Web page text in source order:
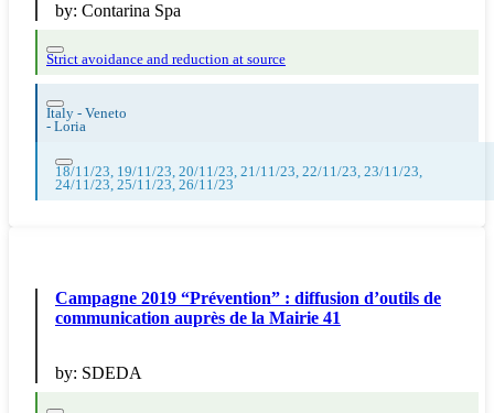
by: Contarina Spa
Strict avoidance and reduction at source
Italy - Veneto
- Loria
18/11/23, 19/11/23, 20/11/23, 21/11/23, 22/11/23, 23/11/23,
24/11/23, 25/11/23, 26/11/23
Campagne 2019 “Prévention” : diffusion d’outils de
communication auprès de la Mairie 41
by: SDEDA